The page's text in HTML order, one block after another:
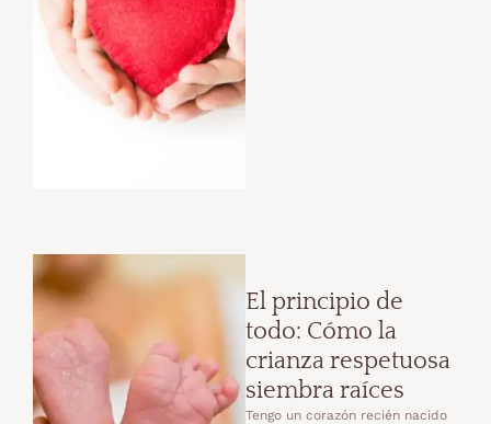
El principio de
todo: Cómo la
crianza respetuosa
siembra raíces
Tengo un corazón recién nacido